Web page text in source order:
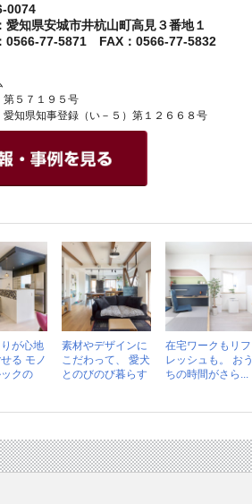
0074
愛知県安城市井杭山町高見３番地１
0566-77-5871 FAX：0566-77-5832
５７１９５号
知県知事登録（い－５）第１２６６８号
が心地
る モノ
クの
素材やデザインに
こだわって、 愛犬
とのびのび暮らす
在宅ワークもリフ
レッシュも。 おう
ちの時間がさら...